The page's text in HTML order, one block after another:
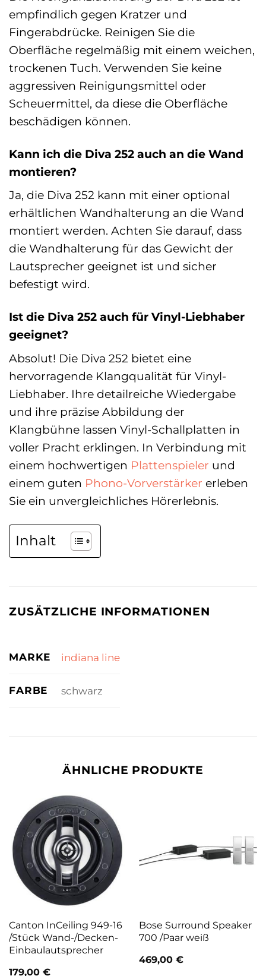
empfindlich gegen Kratzer und
Fingerabdrücke. Reinigen Sie die
Oberfläche regelmäßig mit einem weichen,
trockenen Tuch. Verwenden Sie keine
aggressiven Reinigungsmittel oder
Scheuermittel, da diese die Oberfläche
beschädigen können.
Kann ich die Diva 252 auch an die Wand
montieren?
Ja, die Diva 252 kann mit einer optional
erhältlichen Wandhalterung an die Wand
montiert werden. Achten Sie darauf, dass
die Wandhalterung für das Gewicht der
Lautsprecher geeignet ist und sicher
befestigt wird.
Ist die Diva 252 auch für Vinyl-Liebhaber
geeignet?
Absolut! Die Diva 252 bietet eine
hervorragende Klangqualität für Vinyl-
Liebhaber. Ihre detailreiche Wiedergabe
und ihre präzise Abbildung der
Klangbühne lassen Vinyl-Schallplatten in
voller Pracht erklingen. In Verbindung mit
einem hochwertigen Plattenspieler und
einem guten Phono-Vorverstärker erleben
Sie ein unvergleichliches Hörerlebnis.
Inhalt
ZUSÄTZLICHE INFORMATIONEN
MARKE indiana line
FARBE schwarz
ÄHNLICHE PRODUKTE
Canton InCeiling 949-16
/Stück Wand-/Decken-
Einbaulautsprecher
179,00 €
Bose Surround Speaker
700 /Paar weiß
469,00 €